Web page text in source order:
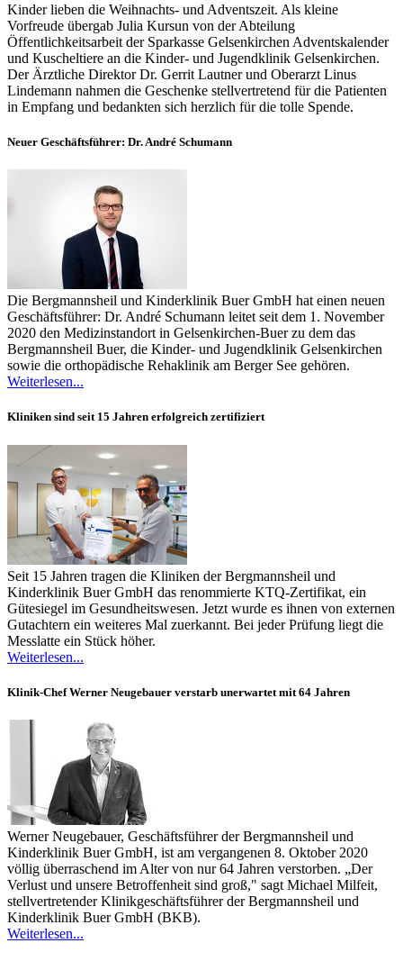
Kinder lieben die Weihnachts- und Adventszeit. Als kleine
Vorfreude übergab Julia Kursun von der Abteilung
Öffentlichkeitsarbeit der Sparkasse Gelsenkirchen Adventskalender
und Kuscheltiere an die Kinder- und Jugendklinik Gelsenkirchen.
Der Ärztliche Direktor Dr. Gerrit Lautner und Oberarzt Linus
Lindemann nahmen die Geschenke stellvertretend für die Patienten
in Empfang und bedankten sich herzlich für die tolle Spende.
Neuer Geschäftsführer: Dr. André Schumann
Die Bergmannsheil und Kinderklinik Buer GmbH hat einen neuen
Geschäftsführer: Dr. André Schumann leitet seit dem 1. November
2020 den Medizinstandort in Gelsenkirchen-Buer zu dem das
Bergmannsheil Buer, die Kinder- und Jugendklinik Gelsenkirchen
sowie die orthopädische Rehaklinik am Berger See gehören.
Weiterlesen...
Kliniken sind seit 15 Jahren erfolgreich zertifiziert
Seit 15 Jahren tragen die Kliniken der Bergmannsheil und
Kinderklinik Buer GmbH das renommierte KTQ-Zertifikat, ein
Gütesiegel im Gesundheitswesen. Jetzt wurde es ihnen von externen
Gutachtern ein weiteres Mal zuerkannt. Bei jeder Prüfung liegt die
Messlatte ein Stück höher.
Weiterlesen...
Klinik-Chef Werner Neugebauer verstarb unerwartet mit 64 Jahren
Werner Neugebauer, Geschäftsführer der Bergmannsheil und
Kinderklinik Buer GmbH, ist am vergangenen 8. Oktober 2020
völlig überraschend im Alter von nur 64 Jahren verstorben. „Der
Verlust und unsere Betroffenheit sind groß," sagt Michael Milfeit,
stellvertretender Klinikgeschäftsführer der Bergmannsheil und
Kinderklinik Buer GmbH (BKB).
Weiterlesen...